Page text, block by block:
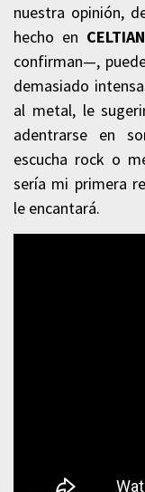
nuestra opinión,
hecho en CELTIAN
confirman—,
demasiado
al metal, le
adentrarse en
escucha rock o
sería mi primera
le encantará.